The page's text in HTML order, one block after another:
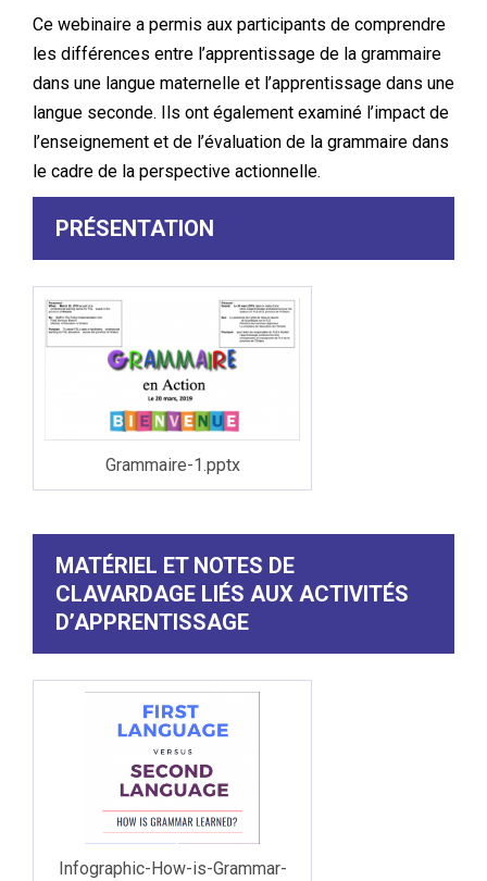
Ce webinaire a permis aux participants de comprendre
les différences entre l’apprentissage de la grammaire
dans une langue maternelle et l’apprentissage dans une
langue seconde. Ils ont également examiné l’impact de
l’enseignement et de l’évaluation de la grammaire dans
le cadre de la perspective actionnelle.
PRÉSENTATION
Grammaire-1.pptx
MATÉRIEL ET NOTES DE
CLAVARDAGE LIÉS AUX ACTIVITÉS
D’APPRENTISSAGE
Infographic-How-is-Grammar-